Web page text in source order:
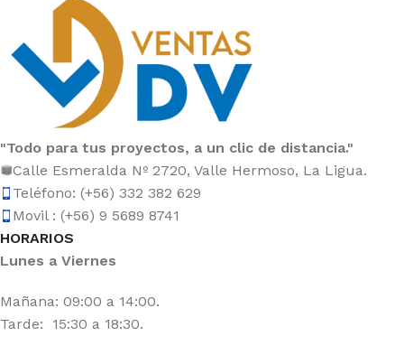
"Todo para tus proyectos, a un clic de distancia."
Calle Esmeralda Nº 2720, Valle Hermoso, La Ligua.
Teléfono: (+56) 332 382 629
Movil : (+56) 9 5689 8741
HORARIOS
Lunes a Viernes
Mañana: 09:00 a 14:00.
Tarde: 15:30 a 18:30.